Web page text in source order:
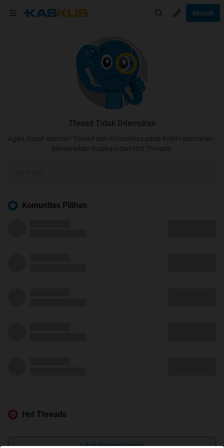
Masuk
Thread Tidak Ditemukan
Agan dapat mencari Thread dan Komunitas pada kolom pencarian.
Menemukan inspirasi dari Hot Threads.
Komunitas Pilihan
Hot Threads
Lihat Selengkapnya